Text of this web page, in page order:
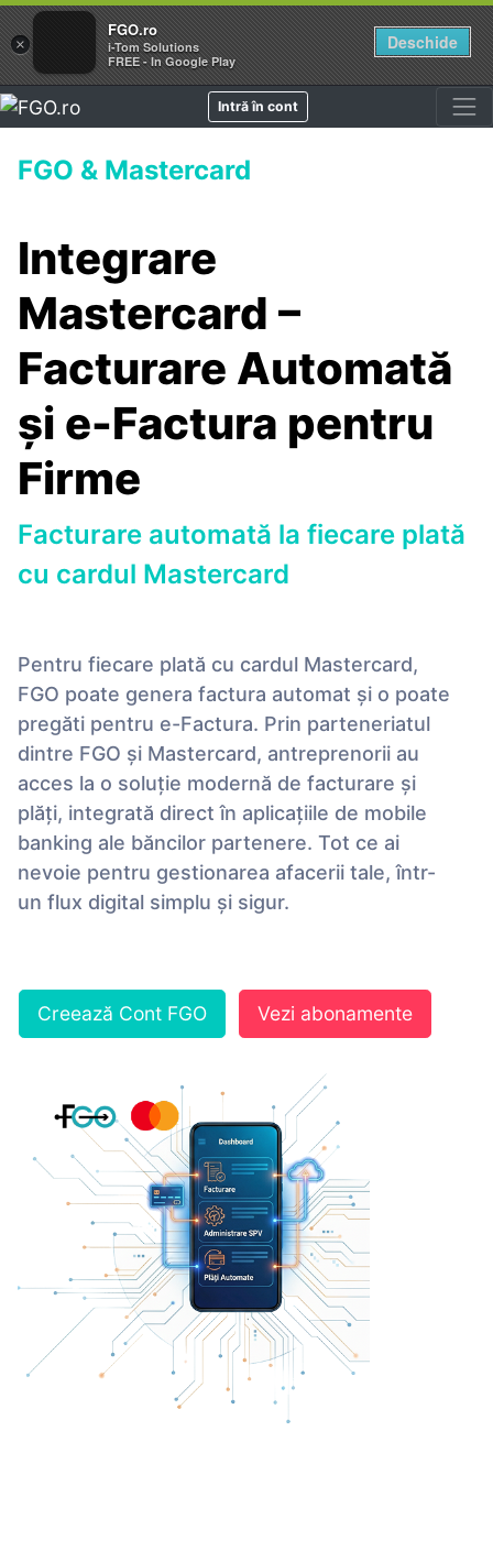
×
FGO.ro
i-Tom Solutions
FREE - In Google Play
Deschide
Intră în cont
FGO & Mastercard
Integrare
Mastercard –
Facturare Automată
și e-Factura pentru
Firme
Facturare automată la fiecare plată
cu cardul Mastercard
Pentru fiecare plată cu cardul Mastercard,
FGO poate genera factura automat și o poate
pregăti pentru e-Factura. Prin parteneriatul
dintre FGO și Mastercard, antreprenorii au
acces la o soluție modernă de facturare și
plăți, integrată direct în aplicațiile de mobile
banking ale băncilor partenere. Tot ce ai
nevoie pentru gestionarea afacerii tale, într-
un flux digital simplu și sigur.
Creează Cont FGO Vezi abonamente